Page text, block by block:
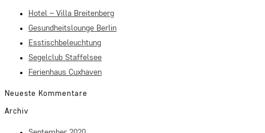
Hotel – Villa Breitenberg
Gesundheitslounge Berlin
Esstischbeleuchtung
Segelclub Staffelsee
Ferienhaus Cuxhaven
Neueste Kommentare
Archiv